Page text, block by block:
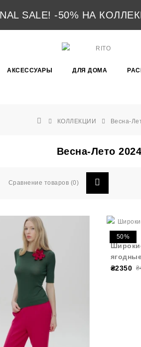
SALE! -50% НА
АКСЕССУАРЫ ДЛЯ ДОМА
КОЛЛЕКЦИИ Весна-
Весна-Лето 2024
Сравнение товаров (0)
50%
₴2350